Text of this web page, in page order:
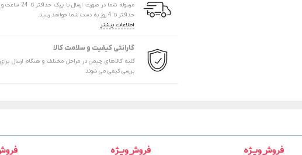
مرسوله شما در صورت ارسال
حداکثر تا 4 روز به دست شما خواهد رسید.
اطلاعات بیشتر
گارانتی کیفیت و سلامت کالا
کلیه کالاهای چیمن در مراحل مختلف و هنگام ارسال
بررسی کیفی می شوند